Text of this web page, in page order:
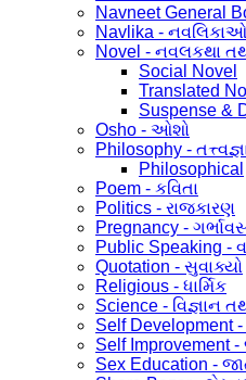
Navneet General
Navlika - નવલિકાઓ
Novel - નવલકથા
Social Novel
Translated
Suspense &
Osho - ઓશો
Philosophy -
Philosophical
Poem - કવિતા
Politics - રાજકારણ
Pregnancy -
Public Speaking -
Quotation - સુવાક્યો
Religious - ધાર્મિક
Science - વિજ્ઞાન
Self Development
Self Improvement
Sex Education -